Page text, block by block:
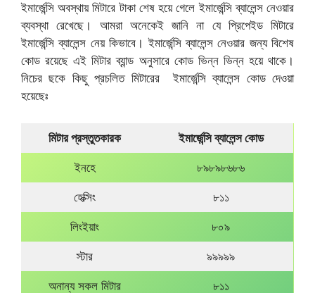
ইমার্জেন্সি অবস্থায় মিটারে টাকা শেষ হয়ে গেলে ইমার্জেন্সি ব্যালেন্স নেওয়ার
ব্যবস্থা রেখেছে। আমরা অনেকেই জানি না যে প্রিপেইড মিটারে
ইমার্জেন্সি ব্যালেন্স নেয় কিভাবে। ইমার্জেন্সি ব্যালেন্স নেওয়ার জন্য বিশেষ
কোড রয়েছে এই মিটার ব্যান্ড অনুসারে কোড ভিন্ন ভিন্ন হয়ে থাকে।
নিচের ছকে কিছু প্রচলিত মিটারের ইমার্জেন্সি ব্যালেন্স কোড দেওয়া
হয়েছেঃ
মিটার প্রস্তুতকারক ইমার্জেন্সি ব্যালেন্স কোড
ইনহে ৮৯৮৯৮৬৮৬
হেক্সিং ৮১১
লিংইয়াং ৮০৯
স্টার ৯৯৯৯৯
অনান্য সকল মিটার ৮১১